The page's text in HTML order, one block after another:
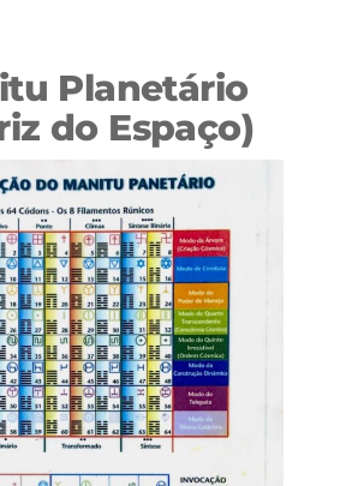
Planetário
do Espaço)